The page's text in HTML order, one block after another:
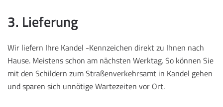
3. Lieferung
Wir liefern Ihre Kandel -Kennzeichen direkt zu Ihnen nach
Hause. Meistens schon am nächsten Werktag. So können Sie
mit den Schildern zum Straßenverkehrsamt in Kandel gehen
und sparen sich unnötige Wartezeiten vor Ort.